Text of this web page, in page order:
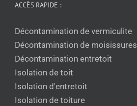
ACCÈS RAPIDE :
Décontamination de vermiculite
Décontamination de moisissures
Décontamination entretoit
Isolation de toit
Isolation d'entretoit
Isolation de toiture